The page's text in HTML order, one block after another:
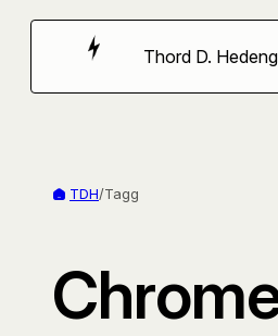
Hoppa
Thord D.
TDH/Tagg